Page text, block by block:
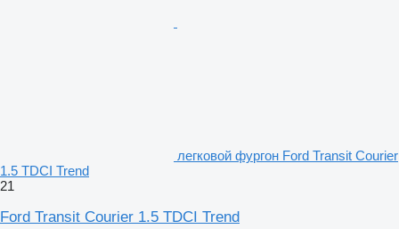
легковой фургон Ford Transit Courier
1.5 TDCI Trend
21
Ford Transit Courier 1.5 TDCI Trend